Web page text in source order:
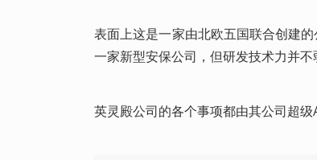
表面上这是一家由北欧五国联合创建
一家新型安保公司，但研发技术力并
英灵殿公司的各个事项都由其公司超级